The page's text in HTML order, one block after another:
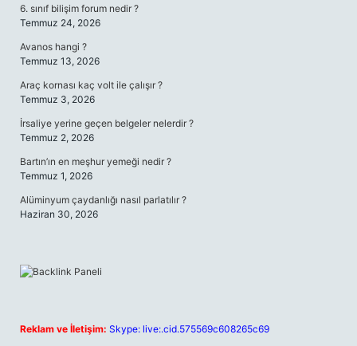
6. sınıf bilişim forum nedir ?
Temmuz 24, 2026
Avanos hangi ?
Temmuz 13, 2026
Araç kornası kaç volt ile çalışır ?
Temmuz 3, 2026
İrsaliye yerine geçen belgeler nelerdir ?
Temmuz 2, 2026
Bartın’ın en meşhur yemeği nedir ?
Temmuz 1, 2026
Alüminyum çaydanlığı nasıl parlatılır ?
Haziran 30, 2026
Reklam ve İletişim: Skype: live:.cid.575569c608265c69